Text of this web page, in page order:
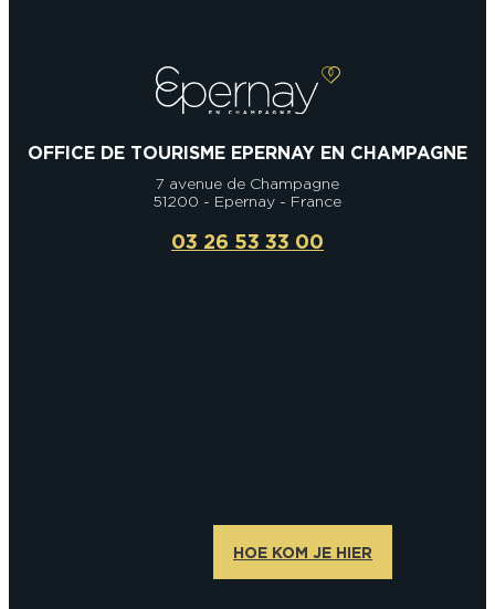
OFFICE DE TOURISME EPERNAY EN CHAMPAGNE
7 avenue de Champagne
51200 - Epernay - France
03 26 53 33 00
HOE KOM JE HIER